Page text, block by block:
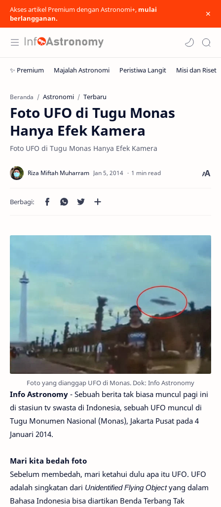
Akses artikel Premium dengan Astronomi+, mulai
berlangganan.
Beranda Astronomi Terbaru
Foto UFO di Tugu Monas
Hanya Efek Kamera
Foto UFO di Tugu Monas Hanya Efek Kamera
1 min read
Foto yang dianggap UFO di Monas. Dok: Info Astronomy
Info Astronomy - Sebuah berita tak biasa muncul pagi ini
di stasiun tv swasta di Indonesia, sebuah UFO muncul di
Tugu Monumen Nasional (Monas), Jakarta Pusat pada 4
Januari 2014.
Mari kita bedah foto
Sebelum membedah, mari ketahui dulu apa itu UFO. UFO
adalah singkatan dari Unidentified Flying Objectyang dalam
Bahasa Indonesia bisa diartikan Benda Terbang Tak